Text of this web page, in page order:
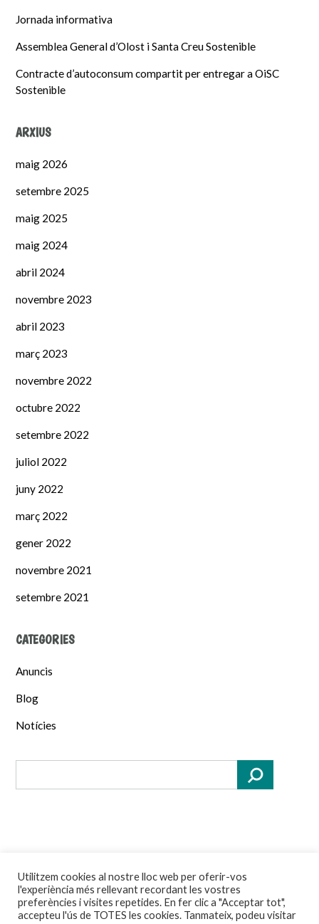
Jornada informativa
Assemblea General d’Olost i Santa Creu Sostenible
Contracte d’autoconsum compartit per entregar a OiSC
Sostenible
ARXIUS
maig 2026
setembre 2025
maig 2025
maig 2024
abril 2024
novembre 2023
abril 2023
març 2023
novembre 2022
octubre 2022
setembre 2022
juliol 2022
juny 2022
març 2022
gener 2022
novembre 2021
setembre 2021
CATEGORIES
Anuncis
Blog
Notícies
Theme byOut the Box
Utilitzem cookies al nostre lloc web per oferir-vos
l'experiència més rellevant recordant les vostres
preferències i visites repetides. En fer clic a "Acceptar tot",
accepteu l'ús de TOTES les cookies. Tanmateix, podeu visitar